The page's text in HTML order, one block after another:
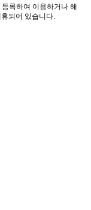
록하여 이용하거나 해
되어 있습니다.